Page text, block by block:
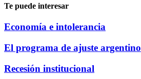
Te puede interesar
Economía e intolerancia
El programa de ajuste argentino
Recesión institucional